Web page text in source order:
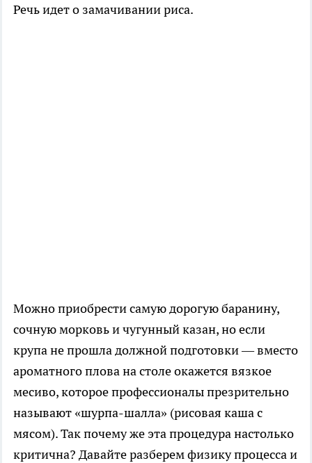
Речь идет о замачивании риса.
Можно приобрести самую дорогую баранину,
сочную морковь и чугунный казан, но если
крупа не прошла должной подготовки — вместо
ароматного плова на столе окажется вязкое
месиво, которое профессионалы презрительно
называют «шурпа-шалла» (рисовая каша с
мясом). Так почему же эта процедура настолько
критична? Давайте разберем физику процесса и